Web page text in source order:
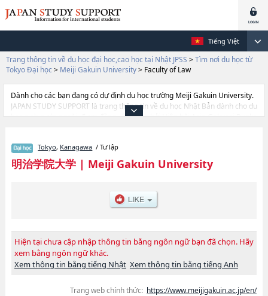
Tiếng Việt
Trang thông tin về du học đại học,cao học tại Nhật JPSS > Tìm nơi du học từ
Tokyo Đại học > Meiji Gakuin University> Faculty of Law
Dành cho các bạn đang có dự định du học trường Meiji Gakuin University.
JAPAN STUDY SUPPORT là trang thông tin về du học Nhật Bản dành cho du
học sinh nước ngoài, được đồng vận hành bởi Hiệp hội Asia Gakusei Bunka
Faculty of Sociology and Social WorkhoặcNgành Faculty of LawhoặcNgành
Faculty of International StudieshoặcNgành Faculty of
PsychologyhoặcNgành Faculty of Mathematical Informatics của Meiji
bạn đang tìm hiểu thông tin du học liên quan tới Meiji Gakuin University thì
hãy sử dụng trang web này.Ngoài ra còn có cả thông tin của khoảng 1.300
Tokyo, Kanagawa / Tư lập
明治学院大学| Meiji Gakuin University
Hiện tại chưa cập nhập thông tin bằng ngôn ngữ bạn đã chọn. Hãy
xem bằng ngôn ngữ khác.
Xem thông tin bằng tiếng Nhật Xem thông tin bằng tiếng Anh
Trang web chính thức: https://www.meijigakuin.ac.jp/en/